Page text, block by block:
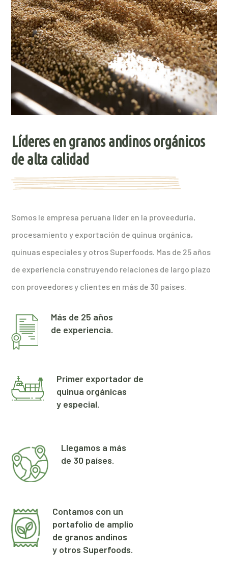
Líderes en granos andinos orgánicos
de alta calidad
Somos le empresa peruana líder en la proveeduría,
procesamiento y exportación de quinua orgánica,
quinuas especiales y otros Superfoods. Mas de 25 años
de experiencia construyendo relaciones de largo plazo
con proveedores y clientes en más de 30 países.
Más de 25 años
de experiencia.
Primer exportador de
quinua orgánicas
y especial.
Llegamos a más
de 30 países.
Contamos con un
portafolio de amplio
de granos andinos
y otros Superfoods.